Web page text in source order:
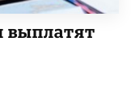
выплатят